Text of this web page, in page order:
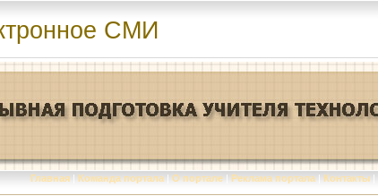
СМИ
Главная | Команда портала | О портале | Реклама портала | Контакты |